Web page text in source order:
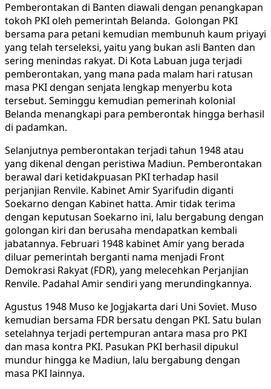
Pemberontakan di Banten diawali dengan penangkapan
tokoh PKI oleh pemerintah Belanda. Golongan PKI
bersama para petani kemudian membunuh kaum priyayi
yang telah terseleksi, yaitu yang bukan asli Banten dan
sering menindas rakyat. Di Kota Labuan juga terjadi
pemberontakan, yang mana pada malam hari ratusan
masa PKI dengan senjata lengkap menyerbu kota
tersebut. Seminggu kemudian pemerinah kolonial
Belanda menangkapi para pemberontak hingga berhasil
di padamkan.
Selanjutnya pemberontakan terjadi tahun 1948 atau
yang dikenal dengan peristiwa Madiun. Pemberontakan
berawal dari ketidakpuasan PKI terhadap hasil
perjanjian Renvile. Kabinet Amir Syarifudin diganti
Soekarno dengan Kabinet hatta. Amir tidak terima
dengan keputusan Soekarno ini, lalu bergabung dengan
golongan kiri dan berusaha mendapatkan kembali
jabatannya. Februari 1948 kabinet Amir yang berada
diluar pemerintah berganti nama menjadi Front
Demokrasi Rakyat (FDR), yang melecehkan Perjanjian
Renvile. Padahal Amir sendiri yang merundingkannya.
Agustus 1948 Muso ke Jogjakarta dari Uni Soviet. Muso
kemudian bersama FDR bersatu dengan PKI. Satu bulan
setelahnya terjadi pertempuran antara masa pro PKI
dan masa kontra PKI. Pasukan PKI berhasil dipukul
mundur hingga ke Madiun, lalu bergabung dengan
masa PKI lainnya.